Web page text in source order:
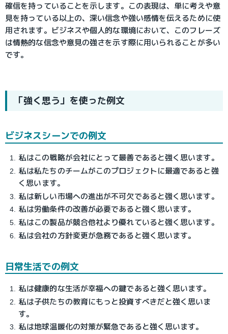
確信を持っていることを示します。この表現は、単に考えや意
見を持っている以上の、深い信念や強い感情を伝えるために使
用されます。ビジネスや個人的な環境において、このフレーズ
は情熱的な信念や意見の強さを示す際に用いられることが多い
です。
「強く思う」を使った例文
ビジネスシーンでの例文
私はこの戦略が会社にとって最善であると強く思います。
私は私たちのチームがこのプロジェクトに最適であると強
く思います。
私は新しい市場への進出が不可欠であると強く思います。
私は労働条件の改善が必要であると強く思います。
私はこの製品が競合他社より優れていると強く思います。
私は会社の方針変更が急務であると強く思います。
日常生活での例文
私は健康的な生活が幸福への鍵であると強く思います。
私は子供たちの教育にもっと投資すべきだと強く思いま
す。
私は地球温暖化の対策が緊急であると強く思います。